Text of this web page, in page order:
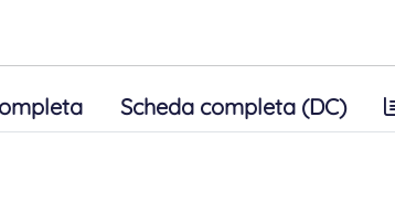
Scheda completa (DC)